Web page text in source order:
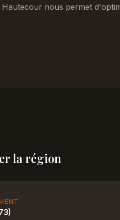
Hautecour nous permet
la région